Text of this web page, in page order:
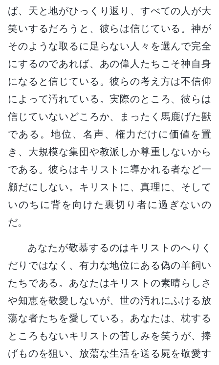
ば、天と地がひっくり返り、すべての人が大
笑いするだろうと、彼らは信じている。神が
そのような取るに足らない人々を選んで完全
にするのであれば、あの偉人たちこそ神自身
になると信じている。彼らの考え方は不信仰
によって汚れている。実際のところ、彼らは
信じていないどころか、まったく馬鹿げた獣
である。地位、名声、権力だけに価値を置
き、大規模な集団や教派しか尊重しないから
である。彼らはキリストに導かれる者など一
顧だにしない。キリストに、真理に、そして
いのちに背を向けた裏切り者に過ぎないの
だ。
あなたが敬慕するのはキリストのへりく
だりではなく、有力な地位にある偽の羊飼い
たちである。あなたはキリストの素晴らしさ
や知恵を敬愛しないが、世の汚れにふける放
蕩な者たちを愛している。あなたは、枕する
ところもないキリストの苦しみを笑うが、捧
げものを狙い、放蕩な生活を送る屍を敬愛す